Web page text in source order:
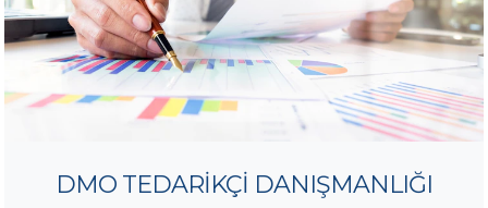
DMO TEDARİKÇİ DANIŞMANLIĞI